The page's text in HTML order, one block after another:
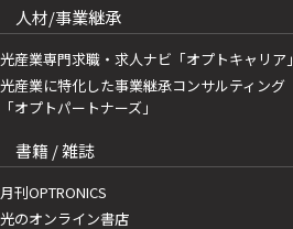
人材/事業継承
光産業専門求職・求人ナビ「オプトキャリア」
光産業に特化した事業継承コンサルティング
「オプトパートナーズ」
書籍 / 雑誌
月刊OPTRONICS
光のオンライン書店